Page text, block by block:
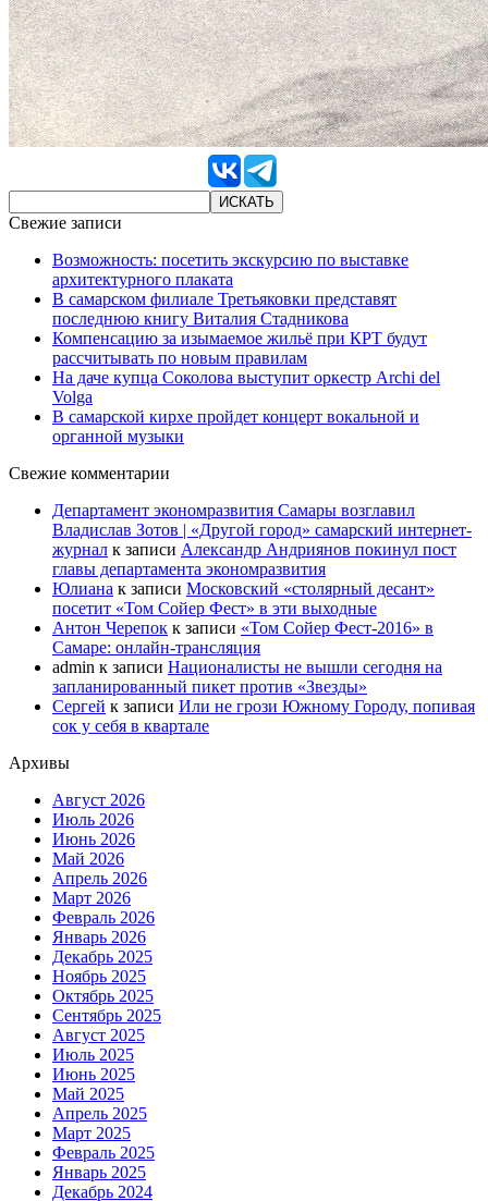
Свежие записи
Возможность: посетить экскурсию по выставке
архитектурного плаката
В самарском филиале Третьяковки представят
последнюю книгу Виталия Стадникова
Компенсацию за изымаемое жильё при КРТ будут
рассчитывать по новым правилам
На даче купца Соколова выступит оркестр Archi del
Volga
В самарской кирхе пройдет концерт вокальной и
органной музыки
Свежие комментарии
Департамент экономразвития Самары возглавил
Владислав Зотов | «Другой город» самарский интернет-
журнал к записи Александр Андриянов покинул пост
главы департамента экономразвития
Юлиана к записи Московский «столярный десант»
посетит «Том Сойер Фест» в эти выходные
Антон Черепок к записи «Том Сойер Фест-2016» в
Самаре: онлайн-трансляция
admin к записи Националисты не вышли сегодня на
запланированный пикет против «Звезды»
Сергей к записи Или не грози Южному Городу, попивая
сок у себя в квартале
Архивы
Август 2026
Июль 2026
Июнь 2026
Май 2026
Апрель 2026
Март 2026
Февраль 2026
Январь 2026
Декабрь 2025
Ноябрь 2025
Октябрь 2025
Сентябрь 2025
Август 2025
Июль 2025
Июнь 2025
Май 2025
Апрель 2025
Март 2025
Февраль 2025
Январь 2025
Декабрь 2024